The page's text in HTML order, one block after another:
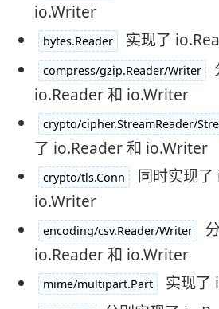
io.Writer
bytes.Reader 实现了
compress/gzip.Reader/Writer
io.Reader 和 io.Writer
crypto/cipher.StreamReader/
了 io.Reader 和 io.Writer
crypto/tls.Conn
同时实现
io.Writer
encoding/csv.Reader/Writer
io.Reader 和 io.Writer
mime/multipart.Part 实现了